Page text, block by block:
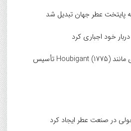
پایتخت عطر جهان تبدیل شد
خود اجباری کرد
اولین خانه‌های عطرسازی مانند Houbigant (1775) تأسیس